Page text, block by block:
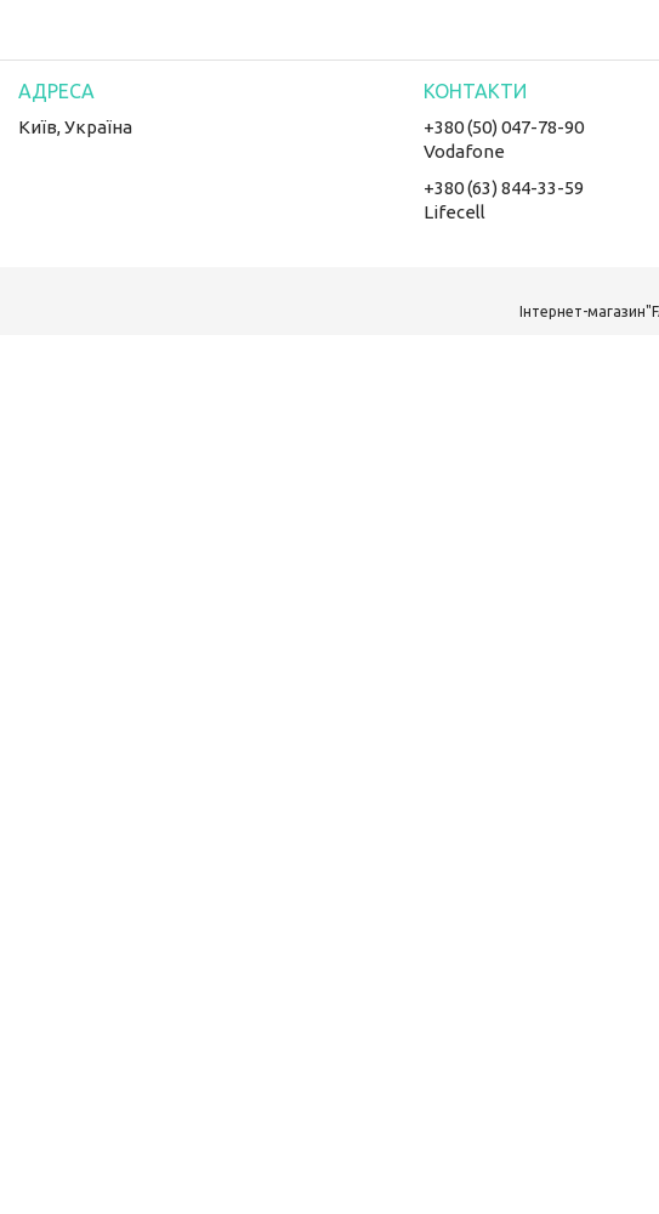
Київ, Україна
+380 (50) 047-78-90
Vodafone
+380 (63) 844-33-59
Lifecell